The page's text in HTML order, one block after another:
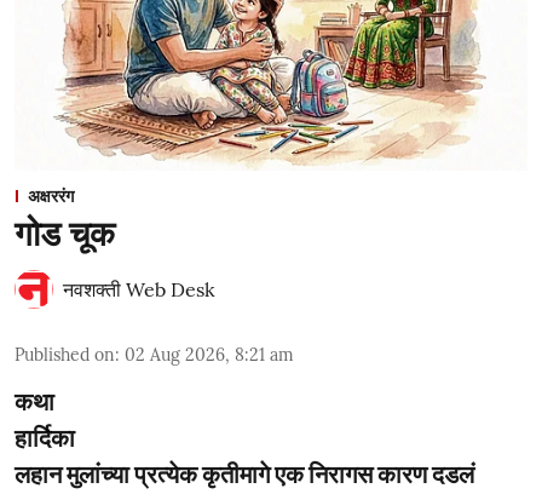
अक्षररंग
गोड चूक
नवशक्ती Web Desk
Published on: 02 Aug 2026, 8:21 am
कथा
हार्दिका
लहान मुलांच्या प्रत्येक कृतीमागे एक निरागस कारण दडलं